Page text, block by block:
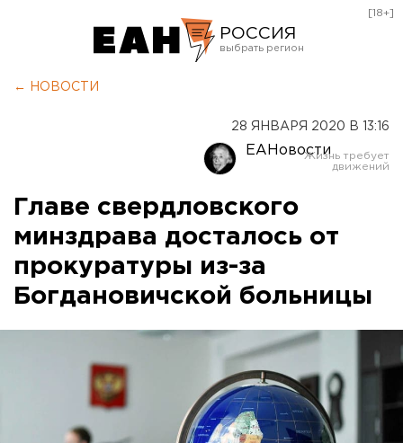
РОССИЯ
Оренбург
[18+]
← НОВОСТИ
28 ЯНВАРЯ 2020 В 13:16
ЕАНовости
Главе свердловского
минздрава досталось от
прокуратуры из-за
Богдановичской больницы